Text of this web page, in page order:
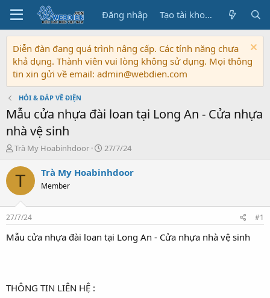
Đăng nhập Tạo tài khoản
Diễn đàn đang quá trình nâng cấp. Các tính năng chưa
khả dụng. Thành viên vui lòng không sử dụng. Mọi thông
tin xin gửi về email: admin@webdien.com
HỎI & ĐÁP VỀ ĐIỆN
Mẫu cửa nhựa đài loan tại Long An - Cửa nhựa
nhà vệ sinh
T
r
e
a
s
t
a
Trà My Hoabinhdoor
N
à
ầ
27/7/24
T Trà My Hoabinhdoor
Member
27/7/24 #1
Mẫu cửa nhựa đài loan tại Long An - Cửa nhựa nhà vệ sinh
THÔNG TIN LIÊN HỆ :